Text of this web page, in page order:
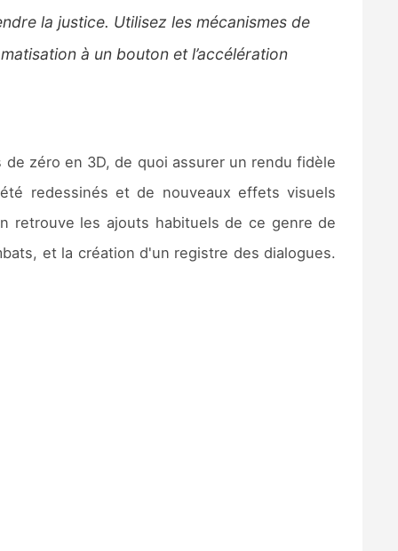
la justice. Utilisez les mécanismes de
à un bouton et l’accélération
zéro en 3D, de quoi assurer un rendu fidèle
redessinés et de nouveaux effets visuels
retrouve les ajouts habituels de ce genre de
et la création d'un registre des dialogues.